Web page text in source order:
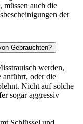
müssen auch die
der
Gebrauchten?
werden,
anführt, oder die
Nicht auf solche
sogar aggressiv